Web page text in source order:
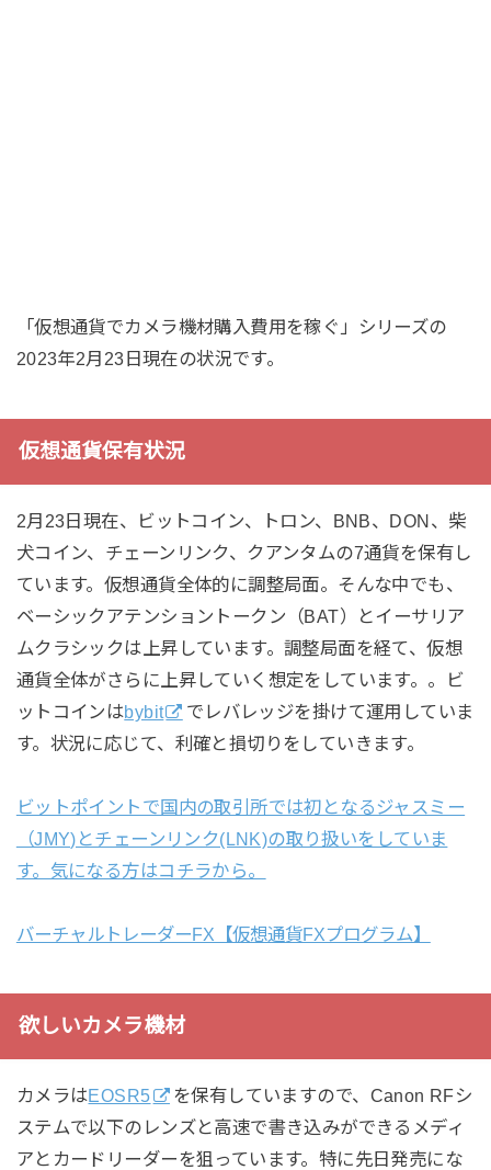
「仮想通貨でカメラ機材購入費用を稼ぐ」シリーズの
2023年2月23日現在の状況です。
仮想通貨保有状況
2月23日現在、ビットコイン、トロン、BNB、DON、柴
犬コイン、チェーンリンク、クアンタムの7通貨を保有し
ています。仮想通貨全体的に調整局面。そんな中でも、
ベーシックアテンショントークン（BAT）とイーサリア
ムクラシックは上昇しています。調整局面を経て、仮想
通貨全体がさらに上昇していく想定をしています。。ビ
ットコインはbybit
でレバレッジを掛けて運用していま
す。状況に応じて、利確と損切りをしていきます。
ビットポイントで国内の取引所では初となるジャスミー
（JMY)とチェーンリンク(LNK)の取り扱いをしていま
す。気になる方はコチラから。
バーチャルトレーダーFX【仮想通貨FXプログラム】
欲しいカメラ機材
カメラはEOSR5
を保有していますので、Canon RFシ
ステムで以下のレンズと高速で書き込みができるメディ
アとカードリーダーを狙っています。特に先日発売にな